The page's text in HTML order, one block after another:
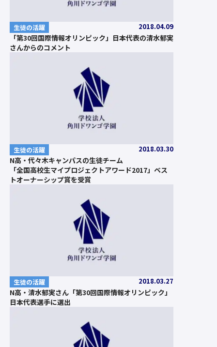
生徒の活躍 2018.04.09
「第30回国際情報オリンピック」日本代表の清水郁実
さんからのコメント
生徒の活躍 2018.03.30
N高・代々木キャンパスの生徒チーム
「全国高校生マイプロジェクトアワード2017」ベス
トオーナーシップ賞を受賞
生徒の活躍 2018.03.27
N高・清水郁実さん「第30回国際情報オリンピック」
日本代表選手に選出